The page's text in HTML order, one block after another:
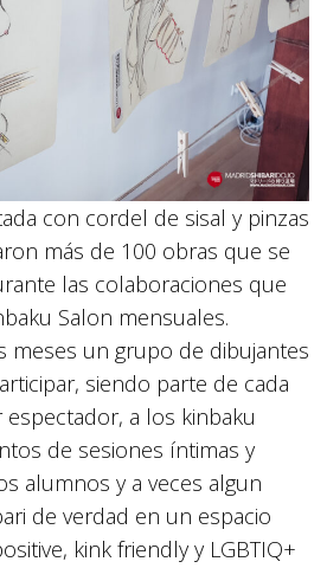
con cordel de sisal y pinzas
más de 100 obras que se
las colaboraciones que
Salon mensuales.
meses un grupo de dibujantes
siendo parte de cada
a los kinbaku
de sesiones íntimas y
alumnos y a veces algun
de verdad en un espacio
kink friendly y LGBTIQ+